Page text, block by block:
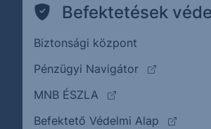
Befektetések
Biztonsági központ
Pénzügyi Navigátor
(külső
MNB ÉSZLA
(külső oldalra ugrik)
Befektető Védelmi Alap
(külső